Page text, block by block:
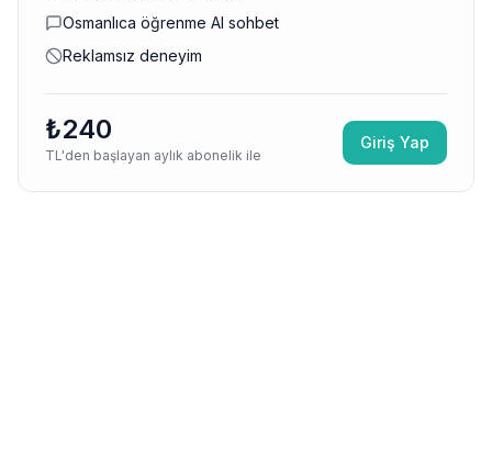
Osmanlıca öğrenme AI sohbet
Reklamsız deneyim
₺240
TL'den başlayan aylık abonelik ile
Giriş Yap